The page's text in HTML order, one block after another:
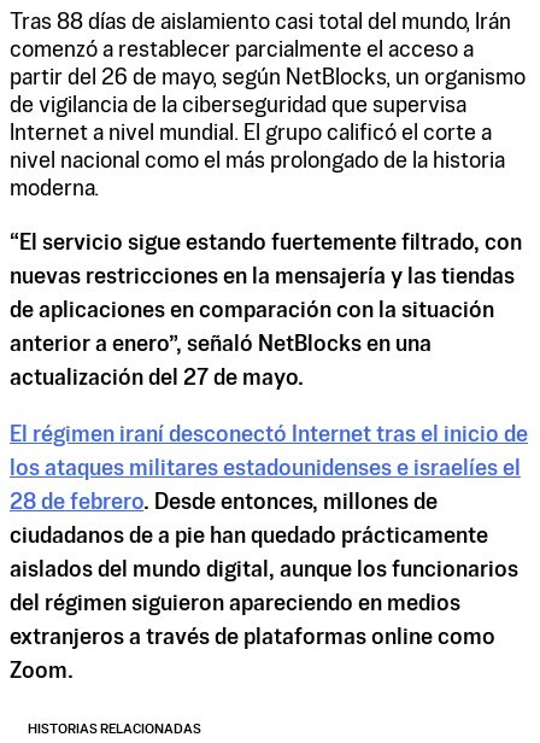
Tras 88 días de aislamiento casi total del mundo, Irán
comenzó a restablecer parcialmente el acceso a
partir del 26 de mayo, según NetBlocks, un organismo
de vigilancia de la ciberseguridad que supervisa
Internet a nivel mundial. El grupo calificó el corte a
nivel nacional como el más prolongado de la historia
moderna.
“El servicio sigue estando fuertemente filtrado, con
nuevas restricciones en la mensajería y las tiendas
de aplicaciones en comparación con la situación
anterior a enero”, señaló NetBlocks en una
actualización del 27 de mayo.
El régimen iraní desconectó Internet tras el inicio de
los ataques militares estadounidenses e israelíes el
28 de febrero. Desde entonces, millones de
ciudadanos de a pie han quedado prácticamente
aislados del mundo digital, aunque los funcionarios
del régimen siguieron apareciendo en medios
extranjeros a través de plataformas online como
Zoom.
HISTORIAS RELACIONADAS